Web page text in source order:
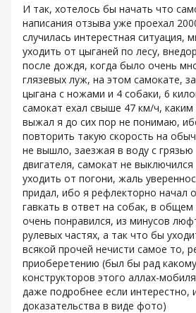
И так, хотелось бы начать что
написания отзыва уже проехал
случилась интерестная ситуация,
уходить от цыганей по лесу,
после дождя, когда было очень
глязевых луж, на этом самокате,
цыгана с ножами и 4 собаки, 6
самокат ехал свыше 47 км/ч,
выжал я до сих пор не понимаю,
повторить такую скорость на
не вышло, заезжая в воду с грязью
двигателя, самокат не
уходить от погони, жаль
придал, ибо я рефлекторно начал
гавкать в ответ на собак, в
очень понравился, из минусов
рулевых частях, а так что бы
всякой прочей нечисти самое то,
приоберетению (был бы рад
конструкторов этого аллах-
даже подробнее если интерестно,
доказательства в виде фото)